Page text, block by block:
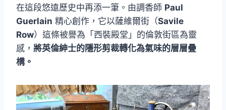
在這段悠遠歷史中再添一筆。由調香師 Paul
Guerlain 精心創作，它以薩維爾街（Savile
Row）這條被譽為「西裝殿堂」的倫敦街區為靈
感， 將英倫紳士的隱形剪裁轉化為氣味的層層疊
構。